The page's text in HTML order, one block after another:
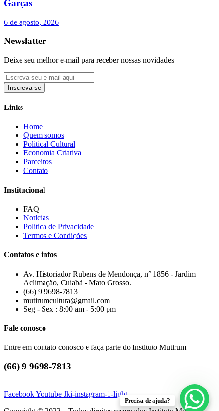
Garças
6 de agosto, 2026
Newslatter
Deixe seu melhor e-mail para receber nossas novidades
Inscreva-se
Links
Home
Quem somos
Political Cultural
Economia Criativa
Parceiros
Contato
Institucional
FAQ
Notícias
Politica de Privacidade
Termos e Condições
Contatos e infos
Av. Historiador Rubens de Mendonça, n° 1856 - Jardim
Aclimação, Cuiabá - Mato Grosso.
(66) 9 9698-7813
mutirumcultura@gmail.com
Seg - Sex : 8:00 am - 5:00 pm
Fale conosco
Entre em contato conosco e faça parte do Instituto Mutirum
(66) 9 9698-7813
FacebookYoutube Jki-instagram-1-light
Precisa de ajuda?